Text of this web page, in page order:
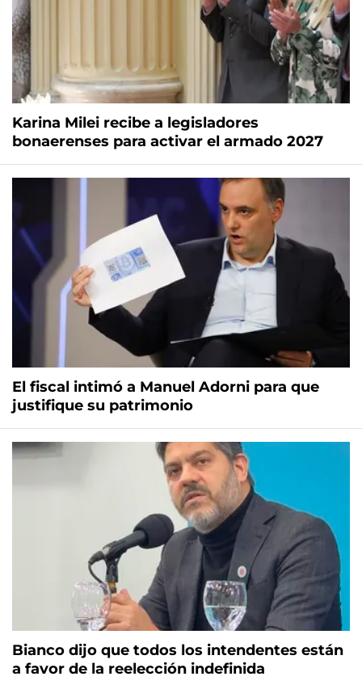
Karina Milei recibe a legisladores
bonaerenses para activar el armado 2027
El fiscal intimó a Manuel Adorni para que
justifique su patrimonio
Bianco dijo que todos los intendentes están
a favor de la reelección indefinida